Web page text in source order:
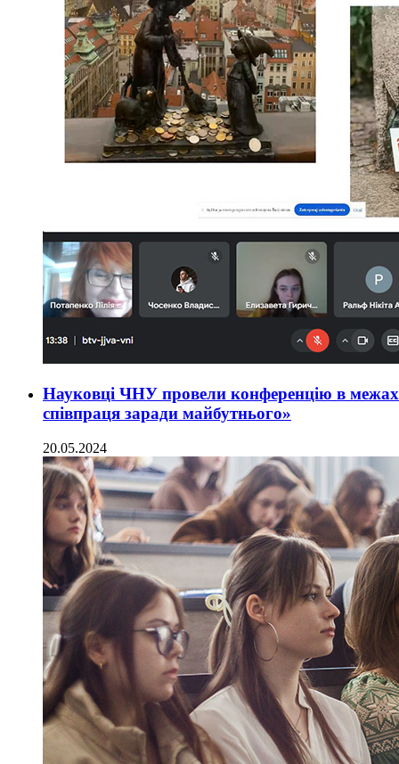
Науковці ЧНУ провели конференцію в
співпраця заради майбутнього»
20.05.2024